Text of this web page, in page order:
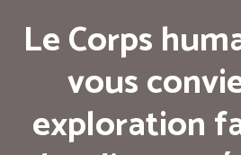
Le Corps
vous
exploration